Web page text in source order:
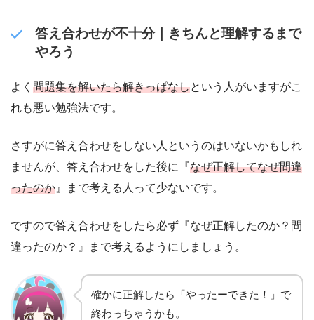
答え合わせが不十分｜きちんと理解するまで
やろう
よく 問題集を解いたら解きっぱなしという人がいますがこ
れも悪い勉強法です。
さすがに答え合わせをしない人というのはいないかもしれ
ませんが、答え合わせをした後に『なぜ正解してなぜ間違
ったのか 』まで考える人って少ないです。
ですので答え合わせをしたら必ず『なぜ正解したのか？間
違ったのか？』まで考えるようにしましょう。
確かに正解したら「やったーできた！」で
終わっちゃうかも。